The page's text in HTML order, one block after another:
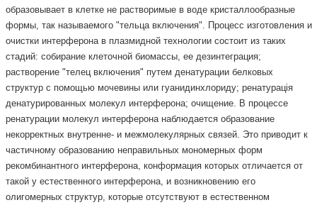
образовывает в клетке не растворимые в воде кристаллообразные
формы, так называемого "тельца включения". Процесс изготовления и
очистки интерферона в плазмидной технологии состоит из таких
стадий: собирание клеточной биомассы, ее дезинтеграция;
растворение "телец включения" путем денатурации белковых
структур с помощью мочевины или гуанидинхлориду; ренатурація
денатурированных молекул интерферона; очищение. В процессе
ренатурации молекул интерферона наблюдается образование
некорректных внутренне- и межмолекулярных связей. Это приводит к
частичному образованию неправильных мономерных форм
рекомбинантного интерферона, конформация которых отличается от
такой у естественного интерферона, и возникновению его
олигомерных структур, которые отсутствуют в естественном